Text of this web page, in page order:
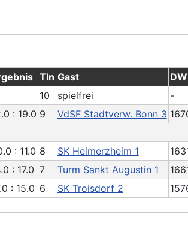
Tln Gast
10 spielfrei
-
: 19.0 9 VdSF Stadtverw. Bonn 3
: 11.0 8 SK Heimerzheim 1
: 17.0 7 Turm Sankt Augustin 1
: 15.0 6 SK Troisdorf 2